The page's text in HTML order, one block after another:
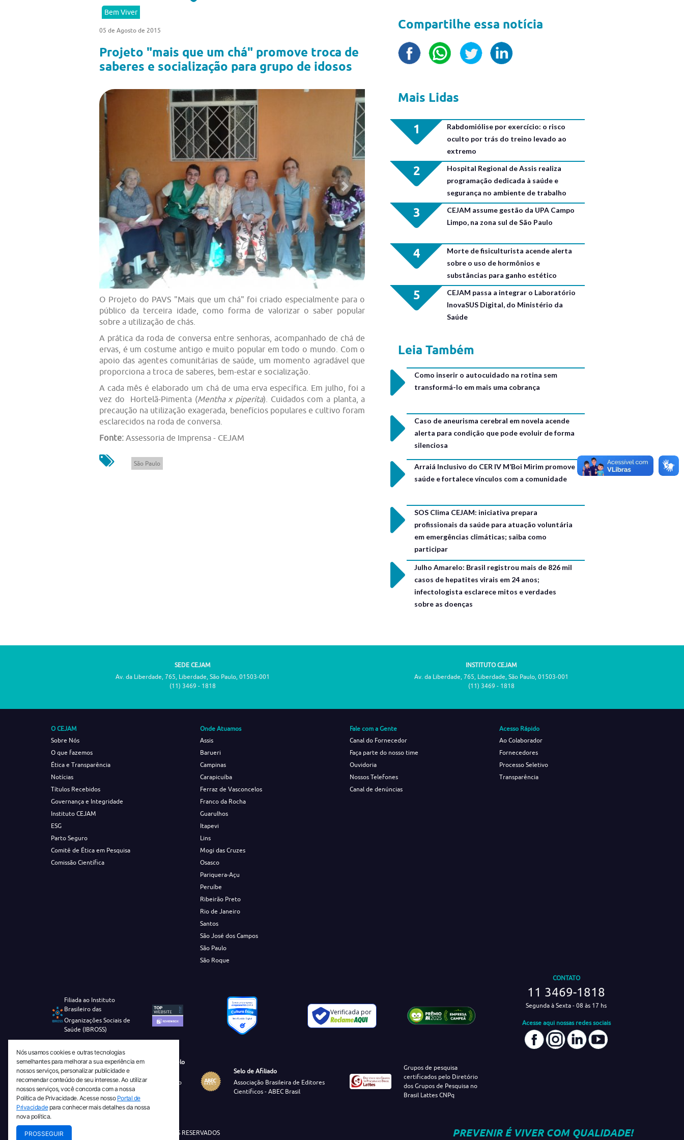
Bem Viver
05 de Agosto de 2015
Projeto "mais que um chá" promove troca de
saberes e socialização para grupo de idosos
Previous Next
O Projeto do PAVS "Mais que um chá" foi criado especialmente para o
público da terceira idade, como forma de valorizar o saber popular
sobre a utilização de chás.
A prática da roda de conversa entre senhoras, acompanhado de chá de
ervas, é um costume antigo e muito popular em todo o mundo. Com o
apoio das agentes comunitárias de saúde, um momento agradável que
proporciona a troca de saberes, bem-estar e socialização.
A cada mês é elaborado um chá de uma erva específica. Em julho, foi a
vez do Hortelã-Pimenta (Mentha x piperita). Cuidados com a planta, a
precaução na utilização exagerada, benefícios populares e cultivo foram
esclarecidos na roda de conversa.
Fonte: Assessoria de Imprensa - CEJAM
São Paulo
Compartilhe essa notícia
Mais Lidas
1
Rabdomiólise por exercício: o risco
oculto por trás do treino levado ao
extremo
2
Hospital Regional de Assis realiza
programação dedicada à saúde e
segurança no ambiente de trabalho
3
CEJAM assume gestão da UPA Campo
Limpo, na zona sul de São Paulo
4
Morte de fisiculturista acende alerta
sobre o uso de hormônios e
substâncias para ganho estético
5
CEJAM passa a integrar o Laboratório
InovaSUS Digital, do Ministério da
Saúde
Leia Também
Como inserir o autocuidado na rotina sem
transformá-lo em mais uma cobrança
Caso de aneurisma cerebral em novela acende
alerta para condição que pode evoluir de forma
silenciosa
Arraiá Inclusivo do CER IV M’Boi Mirim promove
saúde e fortalece vínculos com a comunidade
SOS Clima CEJAM: iniciativa prepara
profissionais da saúde para atuação voluntária
em emergências climáticas; saiba como
participar
Julho Amarelo: Brasil registrou mais de 826 mil
casos de hepatites virais em 24 anos;
infectologista esclarece mitos e verdades
sobre as doenças
SEDE CEJAM
Av. da Liberdade, 765, Liberdade, São Paulo, 01503-001
(11) 3469 - 1818
INSTITUTO CEJAM
Av. da Liberdade, 765, Liberdade, São Paulo, 01503-001
(11) 3469 - 1818
O CEJAM
Sobre Nós
O que fazemos
Ética e Transparência
Notícias
Títulos Recebidos
Governança e Integridade
Instituto CEJAM
ESG
Parto Seguro
Comitê de Ética em Pesquisa
Comissão Científica
Onde Atuamos
Assis
Barueri
Campinas
Carapicuíba
Ferraz de Vasconcelos
Franco da Rocha
Guarulhos
Itapevi
Lins
Mogi das Cruzes
Osasco
Pariquera-Açu
Peruíbe
Ribeirão Preto
Rio de Janeiro
Santos
São José dos Campos
São Paulo
São Roque
Fale com a Gente
Canal do Fornecedor
Faça parte do nosso time
Ouvidoria
Nossos Telefones
Canal de denúncias
Acesso Rápido
Ao Colaborador
Fornecedores
Processo Seletivo
Transparência
Filiada ao Instituto
Brasileiro das
Organizações Sociais de
Saúde (IBROSS)
Verificada por
CONTATO
11 3469-1818
Segunda à Sexta - 08 às 17 hs
Acesse aqui nossas redes sociais
Revista Tecnico-Cientifica CEJAM Selo
Diamante de Ciência Aberta
Diretório Migulim Instituto Brasileiro
de Informação em Ciência e
Tecnologia - IBICT
Selo de Afiliado
Associação Brasileira de Editores
Científicos - ABEC Brasil
Grupos de pesquisa
certificados pelo Diretório
dos Grupos de Pesquisa no
Brasil Lattes CNPq
© 2026 TODOS OS DIREITOS RESERVADOS PREVENIR É VIVER COM QUALIDADE!
Nós usamos cookies e outras tecnologias
semelhantes para melhorar a sua experiência em
nossos serviços, personalizar publicidade e
recomendar conteúdo de seu interesse. Ao utilizar
nossos serviços, você concorda com a nossa
Política de Privacidade. Acesse nosso Portal de
Privacidadepara conhecer mais detalhes da nossa
nova política.
PROSSEGUIR